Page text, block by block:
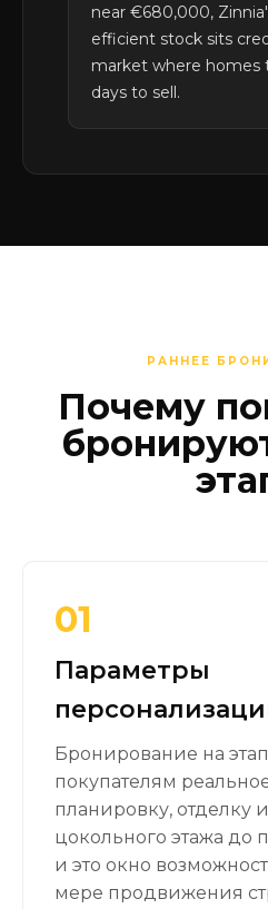
near €680,000,
efficient stock sits
market where homes
days to sell.
РАННЕЕ
Почему
01
Параметры
Бронирование на
покупателям
планировку, отделку
цокольного этажа до
и это окно
мере продвижения